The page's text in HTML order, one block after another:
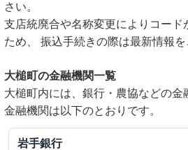
さい。
支店統廃合や名称変更によりコード
ため、 振込手続きの際は最新情報を
大槌町の金融機関一覧
大槌町内には、銀行・農協などの金
金融機関は以下のとおりです。
岩手銀行